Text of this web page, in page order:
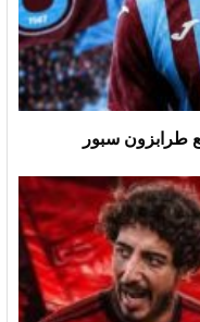
طرابزون سبور